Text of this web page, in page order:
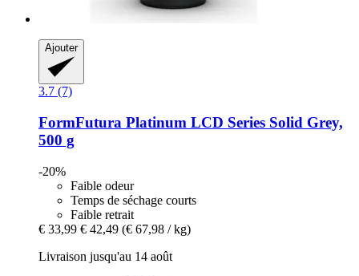
Ajouter
3.7 (7)
FormFutura Platinum LCD Series Solid Grey,
500 g
-20%
Faible odeur
Temps de séchage courts
Faible retrait
€ 33,99 € 42,49 (€ 67,98 / kg)
Livraison jusqu'au 14 août